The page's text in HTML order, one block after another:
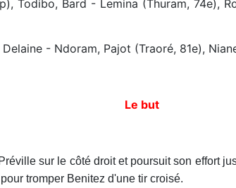
Todibo, Bard - Lemina (Thuram, 74e),
- Ndoram, Pajot (Traoré, 81e),
Le but
sur le côté droit et poursuit son effort
tromper Benitez d'une tir croisé.